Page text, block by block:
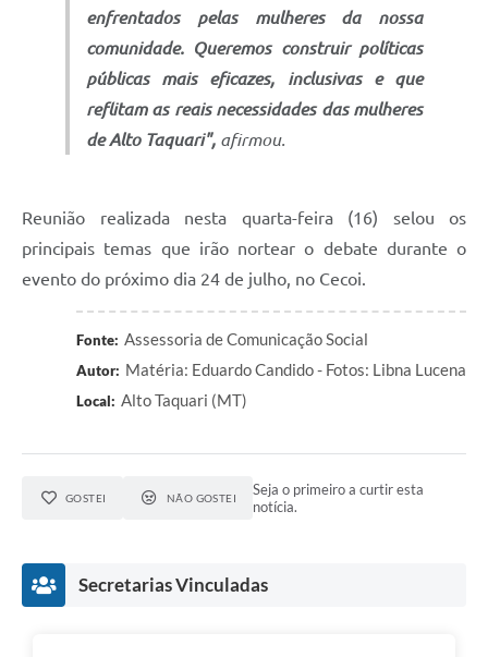
enfrentados pelas mulheres da nossa
comunidade. Queremos construir políticas
públicas mais eficazes, inclusivas e que
reflitam as reais necessidades das mulheres
de Alto Taquari", afirmou.
Reunião realizada nesta quarta-feira (16) selou os
principais temas que irão nortear o debate durante o
evento do próximo dia 24 de julho, no Cecoi.
Fonte: Assessoria de Comunicação Social
Autor: Matéria: Eduardo Candido - Fotos: Libna Lucena
Local: Alto Taquari (MT)
GOSTEI NÃO GOSTEI
Seja o primeiro a curtir esta
notícia.
Secretarias Vinculadas